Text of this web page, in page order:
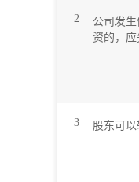
2
公司发
资的，应
3 股东可以